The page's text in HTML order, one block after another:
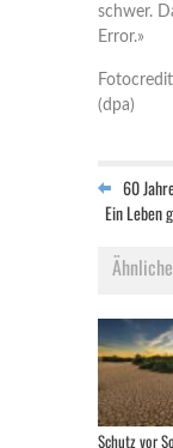
schwer.
Error.»
(dpa)
60
Ein Leben
Schutz vor